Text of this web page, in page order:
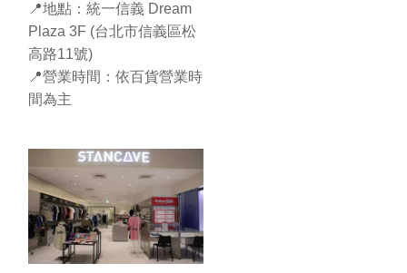
📍地點：統一信義 Dream
Plaza 3F (台北市信義區松
高路11號)
📍營業時間：依百貨營業時
間為主